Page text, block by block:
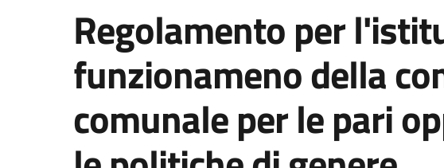
Regolamento per
funzionameno della
comunale per le pari